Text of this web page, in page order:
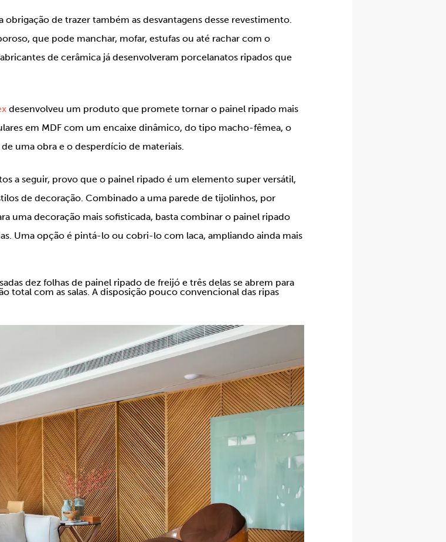
de trazer também as desvantagens desse revestimento.
que pode manchar, mofar, estufas ou até rachar com o
de cerâmica já desenvolveram porcelanatos ripados que
desenvolveu um produto que promete tornar o painel ripado mais
em MDF com um encaixe dinâmico, do tipo macho-fêmea, o
uma obra e o desperdício de materiais.
a seguir, provo que o painel ripado é um elemento super versátil,
de decoração. Combinado a uma parede de tijolinhos, por
uma decoração mais sofisticada, basta combinar o painel ripado
Uma opção é pintá-lo ou cobri-lo com laca, ampliando ainda mais
dez folhas de painel ripado de freijó e três delas se abrem para
total com as salas. A disposição pouco convencional das ripas